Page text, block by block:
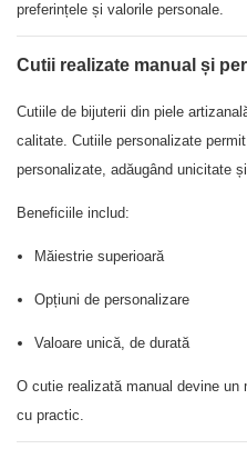
preferințele și valorile personale.
Cutii realizate manual și
Cutiile de bijuterii din piele
calitate. Cutiile personalizate
personalizate, adăugând unicitate
Beneficiile includ:
Măiestrie superioară
Opțiuni de personalizare
Valoare unică, de durată
O cutie realizată manual devine
cu practic.